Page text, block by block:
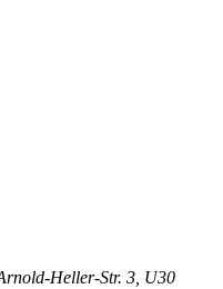
Heller-Str. 3, U30